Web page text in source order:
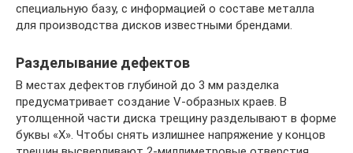
специальную базу, с информацией о составе металла
для производства дисков известными брендами.
Разделывание дефектов
В местах дефектов глубиной до 3 мм разделка
предусматривает создание V-образных краев. В
утолщенной части диска трещину разделывают в форме
буквы «Х». Чтобы снять излишнее напряжение у концов